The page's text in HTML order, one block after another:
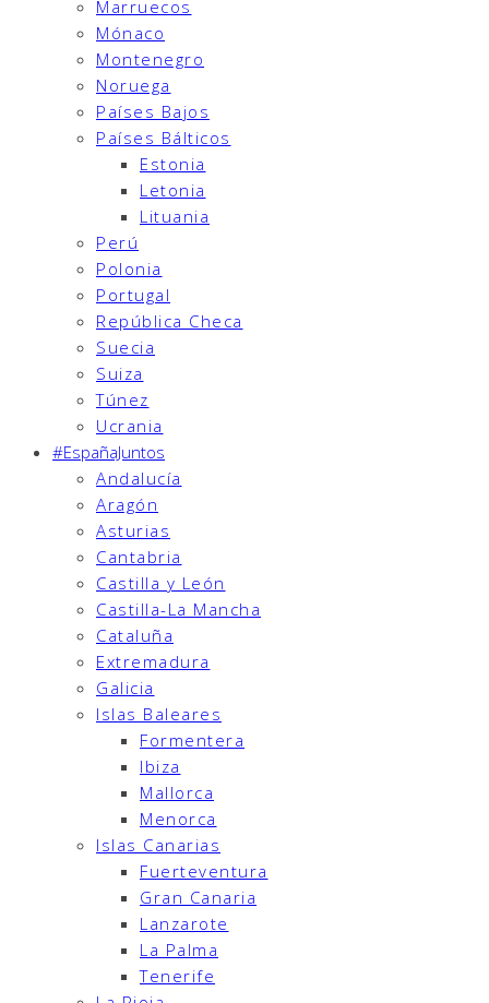
Marruecos
Mónaco
Montenegro
Noruega
Países Bajos
Países Bálticos
Estonia
Letonia
Lituania
Perú
Polonia
Portugal
República Checa
Suecia
Suiza
Túnez
Ucrania
#EspañaJuntos
Andalucía
Aragón
Asturias
Cantabria
Castilla y León
Castilla-La Mancha
Cataluña
Extremadura
Galicia
Islas Baleares
Formentera
Ibiza
Mallorca
Menorca
Islas Canarias
Fuerteventura
Gran Canaria
Lanzarote
La Palma
Tenerife